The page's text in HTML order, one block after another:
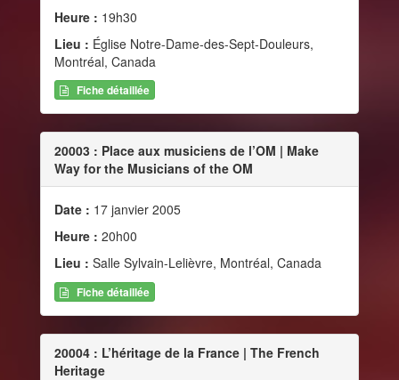
Heure : 19h30
Lieu : Église Notre-Dame-des-Sept-Douleurs,
Montréal, Canada
Fiche détaillée
20003 : Place aux musiciens de l’OM | Make
Way for the Musicians of the OM
Date : 17 janvier 2005
Heure : 20h00
Lieu : Salle Sylvain-Lelièvre, Montréal, Canada
Fiche détaillée
20004 : L’héritage de la France | The French
Heritage